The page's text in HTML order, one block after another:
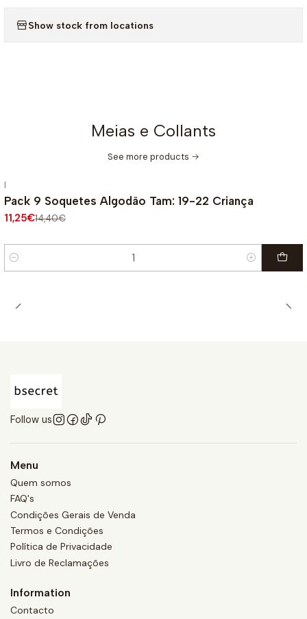
Show stock from locations
Meias e Collants
See more products
|
Pack 9 Soquetes Algodão Tam: 19-22 Criança
11,25€14,40€
Quantity
Follow us
Menu
Quem somos
FAQ's
Condições Gerais de Venda
Termos e Condições
Política de Privacidade
Livro de Reclamações
Information
Contacto